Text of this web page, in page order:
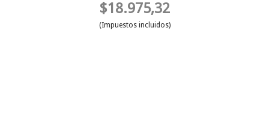
$18.975,32
(Impuestos incluidos)